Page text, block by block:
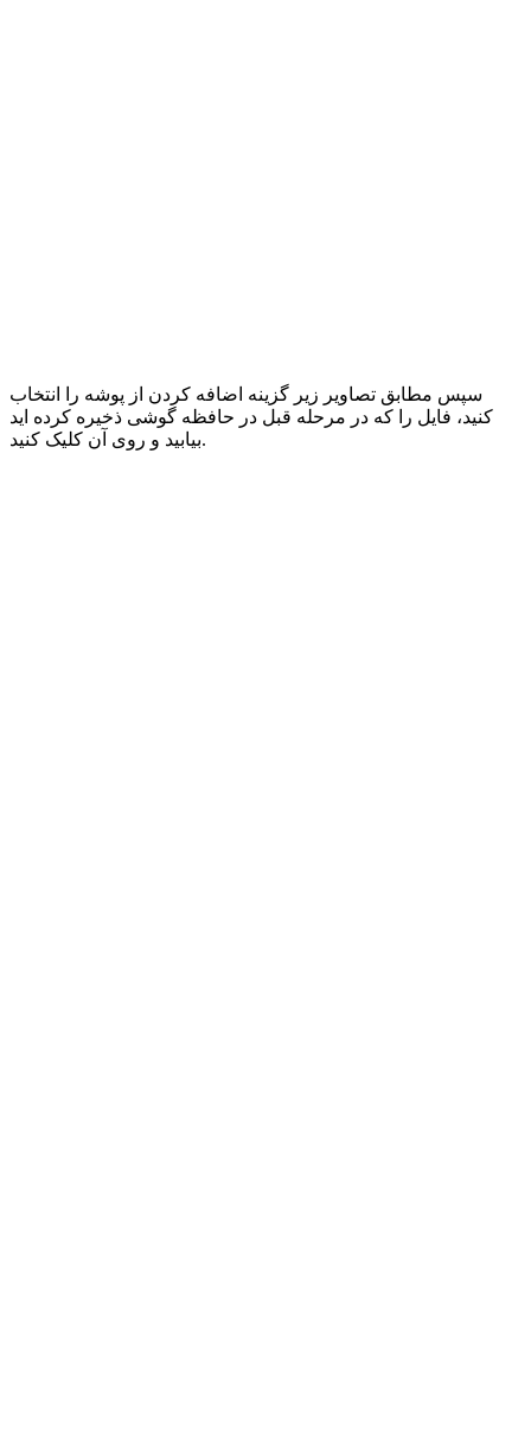
سپس مطابق تصاویر زیر گزینه اضافه کردن از پوشه را انتخاب
کنید، فایل را که در مرحله قبل در حافظه گوشی ذخیره کرده اید
بیابید و روی آن کلیک کنید.